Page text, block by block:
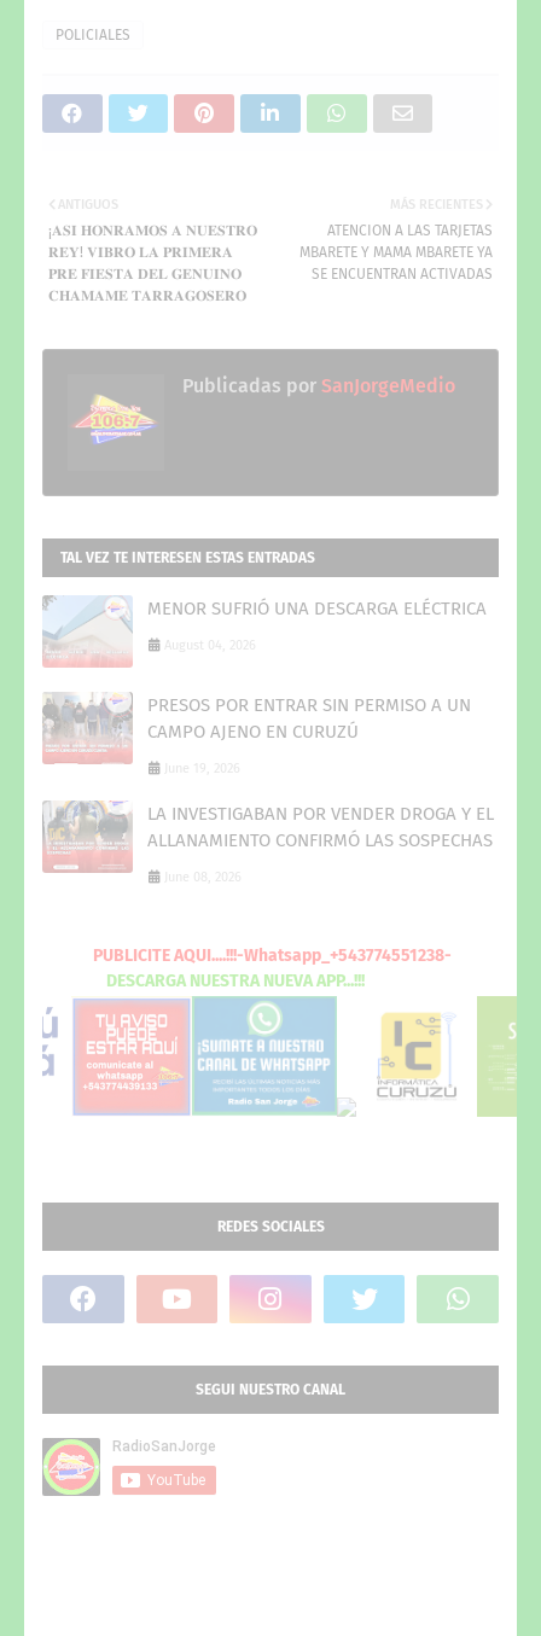
POLICIALES
MÁS RECIENTES
ATENCION A LAS TARJETAS
MBARETE Y MAMA MBARETE YA
SE ENCUENTRAN ACTIVADAS
ANTIGUOS
¡𝐀𝐒𝐈 𝐇𝐎𝐍𝐑𝐀𝐌𝐎𝐒 𝐀 𝐍𝐔𝐄𝐒𝐓𝐑𝐎
𝐑𝐄𝐘! 𝐕𝐈𝐁𝐑𝐎 𝐋𝐀 𝐏𝐑𝐈𝐌𝐄𝐑𝐀
𝐏𝐑𝐄 𝐅𝐈𝐄𝐒𝐓𝐀 𝐃𝐄𝐋 𝐆𝐄𝐍𝐔𝐈𝐍𝐎
𝐂𝐇𝐀𝐌𝐀𝐌𝐄 𝐓𝐀𝐑𝐑𝐀𝐆𝐎𝐒𝐄𝐑𝐎
Publicadas por SanJorgeMedio
TAL VEZ TE INTERESEN ESTAS ENTRADAS
MENOR SUFRIÓ UNA DESCARGA ELÉCTRICA
August 04, 2026
PRESOS POR ENTRAR SIN PERMISO A UN
CAMPO AJENO EN CURUZÚ
June 19, 2026
LA INVESTIGABAN POR VENDER DROGA Y EL
ALLANAMIENTO CONFIRMÓ LAS SOSPECHAS
June 08, 2026
PUBLICITEAQUI....!!!-Whatsapp_+543774551238-
DESCARGANUESTRA NUEVAAPP...!!!
REDES SOCIALES
SEGUI NUESTRO CANAL